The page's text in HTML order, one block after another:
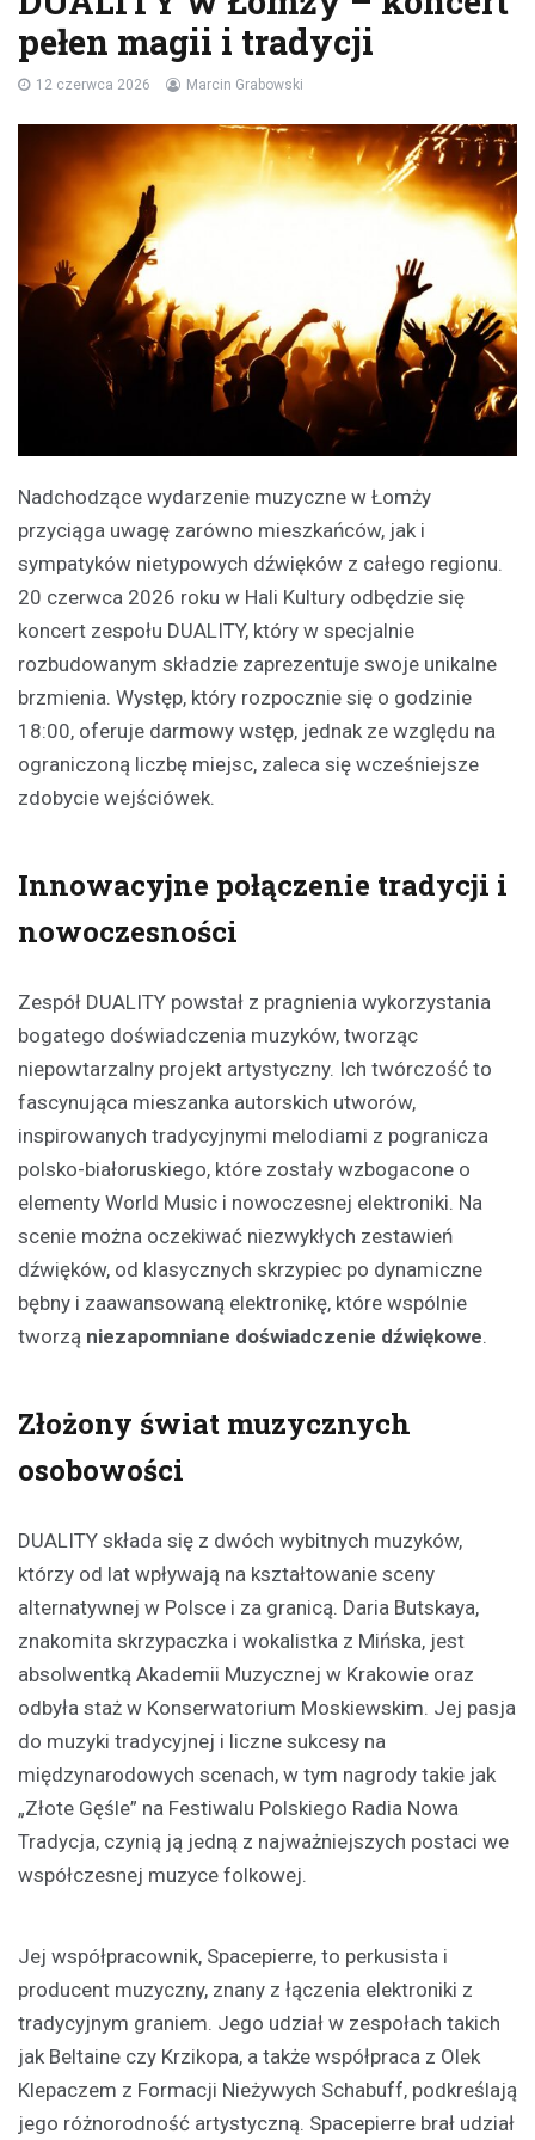
pełen magii i tradycji
12 czerwca 2026 Marcin Grabowski
Nadchodzące wydarzenie muzyczne w Łomży
przyciąga uwagę zarówno mieszkańców, jak i
sympatyków nietypowych dźwięków z całego regionu.
20 czerwca 2026 roku w Hali Kultury odbędzie się
koncert zespołu DUALITY, który w specjalnie
rozbudowanym składzie zaprezentuje swoje unikalne
brzmienia. Występ, który rozpocznie się o godzinie
18:00, oferuje darmowy wstęp, jednak ze względu na
ograniczoną liczbę miejsc, zaleca się wcześniejsze
zdobycie wejściówek.
Innowacyjne połączenie tradycji i
nowoczesności
Zespół DUALITY powstał z pragnienia wykorzystania
bogatego doświadczenia muzyków, tworząc
niepowtarzalny projekt artystyczny. Ich twórczość to
fascynująca mieszanka autorskich utworów,
inspirowanych tradycyjnymi melodiami z pogranicza
polsko-białoruskiego, które zostały wzbogacone o
elementy World Music i nowoczesnej elektroniki. Na
scenie można oczekiwać niezwykłych zestawień
dźwięków, od klasycznych skrzypiec po dynamiczne
bębny i zaawansowaną elektronikę, które wspólnie
tworzą niezapomniane doświadczenie dźwiękowe.
Złożony świat muzycznych
osobowości
DUALITY składa się z dwóch wybitnych muzyków,
którzy od lat wpływają na kształtowanie sceny
alternatywnej w Polsce i za granicą. Daria Butskaya,
znakomita skrzypaczka i wokalistka z Mińska, jest
absolwentką Akademii Muzycznej w Krakowie oraz
odbyła staż w Konserwatorium Moskiewskim. Jej pasja
do muzyki tradycyjnej i liczne sukcesy na
międzynarodowych scenach, w tym nagrody takie jak
„Złote Gęśle” na Festiwalu Polskiego Radia Nowa
Tradycja, czynią ją jedną z najważniejszych postaci we
współczesnej muzyce folkowej.
Jej współpracownik, Spacepierre, to perkusista i
producent muzyczny, znany z łączenia elektroniki z
tradycyjnym graniem. Jego udział w zespołach takich
jak Beltaine czy Krzikopa, a także współpraca z Olek
Klepaczem z Formacji Nieżywych Schabuff, podkreślają
jego różnorodność artystyczną. Spacepierre brał udział